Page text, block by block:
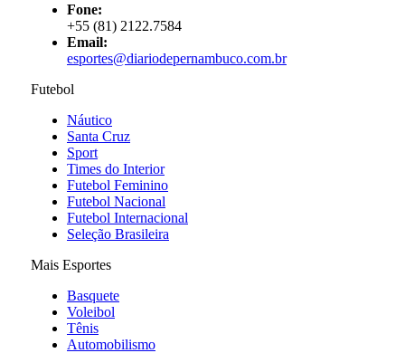
Fone:
+55 (81) 2122.7584
Email:
esportes@diariodepernambuco.com.br
Futebol
Náutico
Santa Cruz
Sport
Times do Interior
Futebol Feminino
Futebol Nacional
Futebol Internacional
Seleção Brasileira
Mais Esportes
Basquete
Voleibol
Tênis
Automobilismo